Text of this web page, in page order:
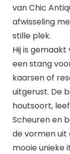
van Chic
afwisseling
stille plek.
Hij is
een stang
kaarsen of
uitgerust. De
houtsoort,
Scheuren en
de vormen uit
mooie unieke